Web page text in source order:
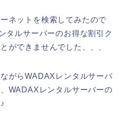
ネットを検索してみたので
タルサーバーのお得な割引ク
ができませんでした、、、
がらWADAXレンタルサーバ
WADAXレンタルサーバーの